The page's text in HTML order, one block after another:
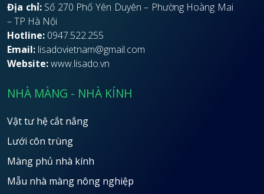
Địa chỉ:Số 270 Phố Yên Duyên – Phường Hoàng Mai
– TP Hà Nội
Hotline: 0947.522.255
Email: lisadovietnam@gmail.com
Website:www.lisado.vn
NHÀ MÀNG - NHÀ KÍNH
Vật tư hệ cắt nắng
Lưới côn trùng
Màng phủ nhà kính
Mẫu nhà màng nông nghiệp